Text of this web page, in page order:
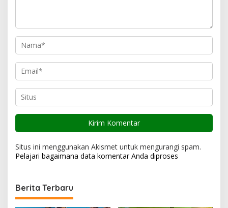
Situs ini menggunakan Akismet untuk mengurangi spam.
Pelajari bagaimana data komentar Anda diproses
Berita Terbaru